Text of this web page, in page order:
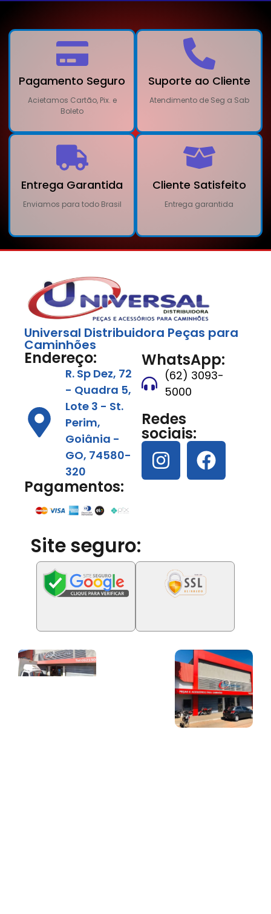
Pagamento Seguro
Acietamos Cartão, Pix. e
Boleto
Suporte ao Cliente
Atendimento de Seg a Sab
Entrega Garantida
Enviamos para todo Brasil
Cliente Satisfeito
Entrega garantida
Universal Distribuidora Peças para
Caminhões
Endereço:
R. Sp Dez, 72
- Quadra 5,
Lote 3 - St.
Perim,
Goiânia -
GO, 74580-
320
Pagamentos:
WhatsApp:
(62) 3093-
5000
Redes
sociais:
Site seguro: